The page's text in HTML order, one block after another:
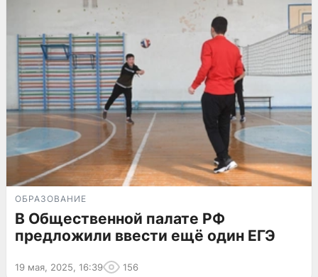
ОБРАЗОВАНИЕ
В Общественной палате РФ
предложили ввести ещё один ЕГЭ
19 мая, 2025, 16:39 156